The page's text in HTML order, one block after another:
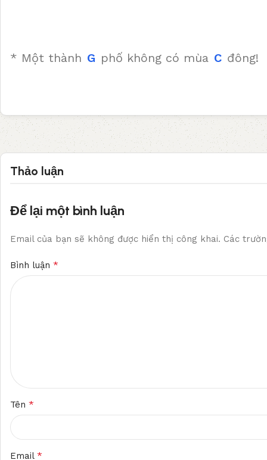
* Một thành G phố không có mùa C đông!
Thảo luận
Để lại một bình luận
Email của bạn sẽ không được hiển thị công khai. Các
Bình luận *
Tên *
Email *